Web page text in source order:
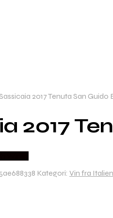
2017 Tenuta San Guido
2017
Kategori: Vin fra Italien